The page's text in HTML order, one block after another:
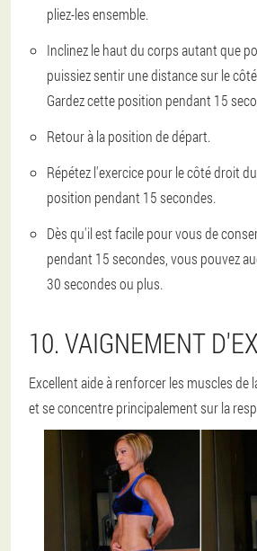
pliez-les ensemble.
Inclinez le haut du corps autant que
puissiez sentir une distance sur le
Gardez cette position pendant 15
Retour à la position de départ.
Répétez l'exercice pour le côté droit
position pendant 15 secondes.
Dès qu'il est facile pour vous de
pendant 15 secondes, vous pouvez
30 secondes ou plus.
10. VAIGNEMENT
Excellent aide à renforcer les muscles de
et se concentre principalement sur la